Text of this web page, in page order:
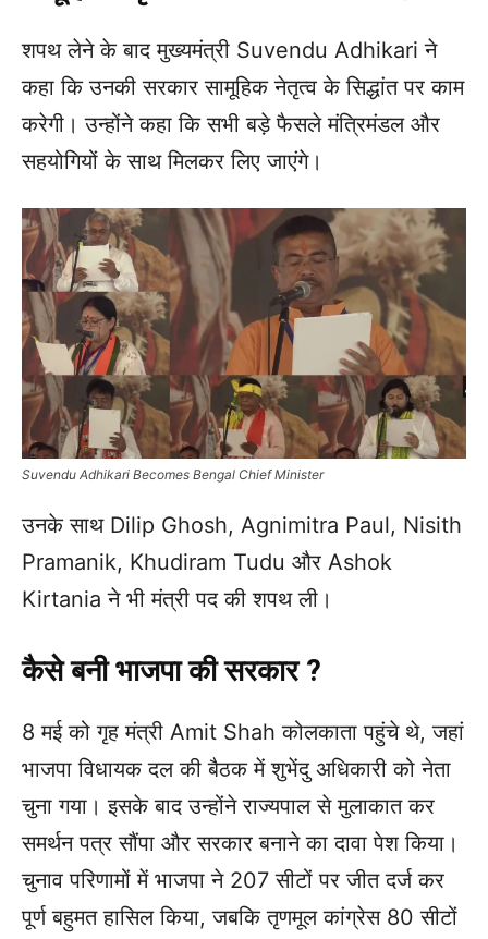
शपथ लेने के बाद मुख्यमंत्री Suvendu Adhikari ने
कहा कि उनकी सरकार सामूहिक नेतृत्व के सिद्धांत पर काम
करेगी। उन्होंने कहा कि सभी बड़े फैसले मंत्रिमंडल और
सहयोगियों के साथ मिलकर लिए जाएंगे।
Suvendu Adhikari Becomes Bengal Chief Minister
उनके साथ Dilip Ghosh, Agnimitra Paul, Nisith
Pramanik, Khudiram Tudu और Ashok
Kirtania ने भी मंत्री पद की शपथ ली।
कैसे बनी भाजपा की सरकार ?
8 मई को गृह मंत्री Amit Shah कोलकाता पहुंचे थे, जहां
भाजपा विधायक दल की बैठक में शुभेंदु अधिकारी को नेता
चुना गया। इसके बाद उन्होंने राज्यपाल से मुलाकात कर
समर्थन पत्र सौंपा और सरकार बनाने का दावा पेश किया।
चुनाव परिणामों में भाजपा ने 207 सीटों पर जीत दर्ज कर
पूर्ण बहुमत हासिल किया, जबकि तृणमूल कांग्रेस 80 सीटों